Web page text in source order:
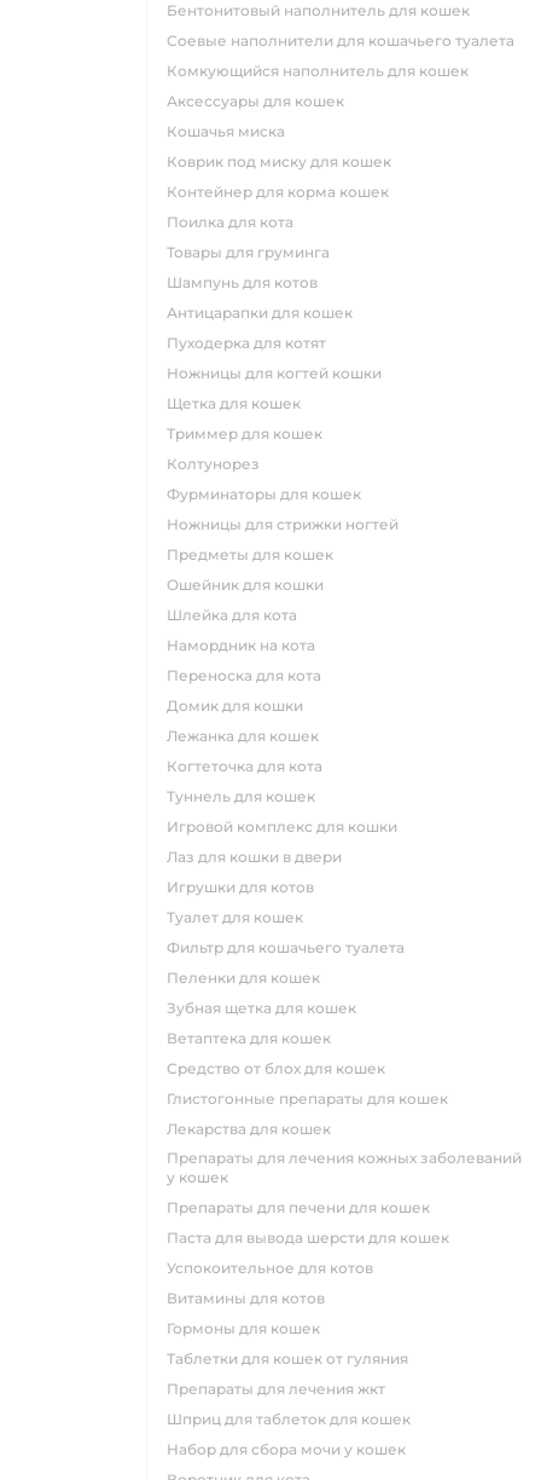
бентонитовый наполнитель для кошек
соевые наполнители для кошачьего туалета
комкующийся наполнитель для кошек
аксессуары для кошек
кошачья миска
коврик под миску для кошек
контейнер для корма кошек
поилка для кота
товары для груминга
шампунь для котов
антицарапки для кошек
пуходерка для котят
ножницы для когтей кошки
щетка для кошек
триммер для кошек
колтунорез
фурминаторы для кошек
ножницы для стрижки ногтей
предметы для кошек
ошейник для кошки
шлейка для кота
намордник на кота
переноска для кота
домик для кошки
лежанка для кошек
когтеточка для кота
туннель для кошек
игровой комплекс для кошки
лаз для кошки в двери
игрушки для котов
туалет для кошек
фильтр для кошачьего туалета
пеленки для кошек
зубная щетка для кошек
ветаптека для кошек
средство от блох для кошек
глистогонные препараты для кошек
лекарства для кошек
препараты для лечения кожных заболеваний
у кошек
препараты для печени для кошек
паста для вывода шерсти для кошек
успокоительное для котов
витамины для котов
гормоны для кошек
таблетки для кошек от гуляния
препараты для лечения жкт
шприц для таблеток для кошек
набор для сбора мочи у кошек